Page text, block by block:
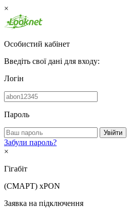
×
Особистий кабінет
Введіть свої дані для входу:
Логін
Пароль
Увійти
Забули пароль?
×
Гігабіт
(СМАРТ) xPON
Заявка на підключення